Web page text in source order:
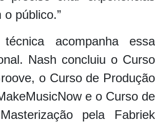
público.”
acompanha essa
Nash concluiu o Curso
o Curso de Produção
e o Curso de
pela Fabriek